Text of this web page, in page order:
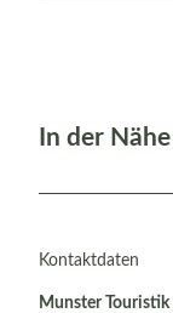
In der Nähe
Kontaktdaten
Munster Touristik